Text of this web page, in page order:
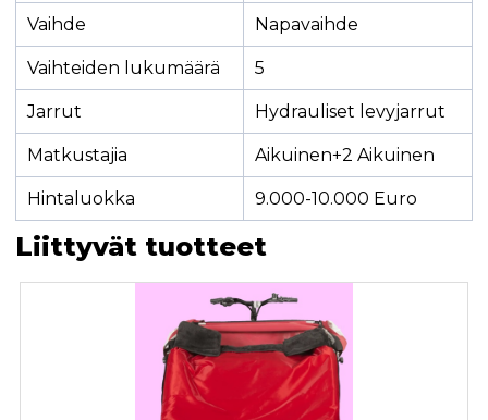
Vaihde Napavaihde
Vaihteiden lukumäärä 5
Jarrut Hydrauliset levyjarrut
Matkustajia Aikuinen+2 Aikuinen
Hintaluokka 9.000-10.000 Euro
Liittyvät tuotteet